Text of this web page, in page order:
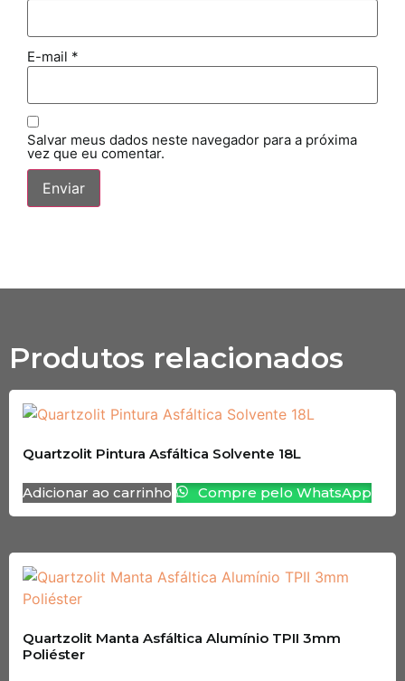
E-mail *
Salvar meus dados neste navegador para a próxima
vez que eu comentar.
Produtos relacionados
Quartzolit Pintura Asfáltica Solvente 18L
Adicionar ao carrinho Compre pelo WhatsApp
Quartzolit Manta Asfáltica Alumínio TPII 3mm
Poliéster